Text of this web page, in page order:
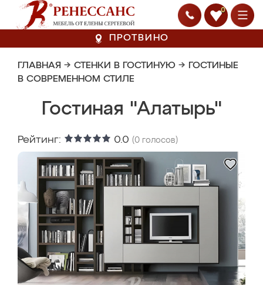
0
ПРОТВИНО
ГЛАВНАЯ → СТЕНКИ В ГОСТИНУЮ → ГОСТИНЫЕ
В СОВРЕМЕННОМ СТИЛЕ
Гостиная "Алатырь"
Рейтинг: 0.0 (0 голосов)